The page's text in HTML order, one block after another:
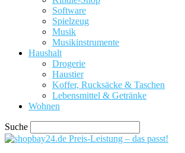
Software
Spielzeug
Musik
Musikinstrumente
Haushalt
Drogerie
Haustier
Koffer, Rucksäcke & Taschen
Lebensmittel & Getränke
Wohnen
Suche
Preis-Leistung – das passt!